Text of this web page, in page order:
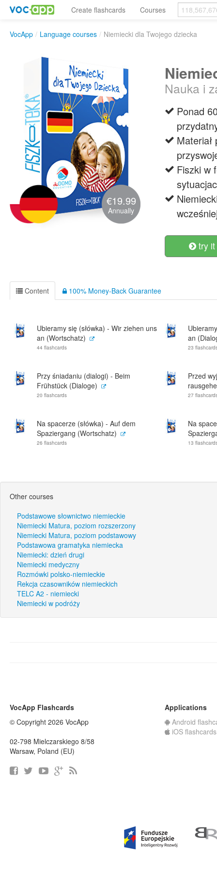
Create flashcards Courses
VocApp / Language courses / Niemiecki dla Twojego dziecka
€19.99
Annually
Nauka i
Ponad
Fiszki w
try
Content 100% Money-Back Guarantee
Ubieramy się (słówka) - Wir ziehen uns
an (Wortschatz)
44 flashcards
an
23
Przy śniadaniu (dialogi) - Beim
Frühstück (Dialoge)
20 flashcards
Przed
27
Na spacerze (słówka) - Auf dem
Spaziergang (Wortschatz)
26 flashcards
Na
13
Other courses
Podstawowe słownictwo niemieckie
Niemiecki Matura, poziom rozszerzony
Niemiecki Matura, poziom podstawowy
Podstawowa gramatyka niemiecka
Niemiecki: dzień drugi
Niemiecki medyczny
Rozmówki polsko-niemieckie
Rekcja czasowników niemieckich
TELC A2 - niemiecki
Niemiecki w podróży
VocApp Flashcards
© Copyright 2026 VocApp
02-798 Mielczarskiego 8/58
Warsaw, Poland (EU)
Applications
Android
iOS flashcards